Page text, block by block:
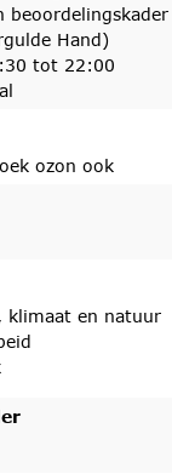
Hand)
tot 22:00
ozon ook
klimaat en natuur